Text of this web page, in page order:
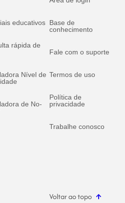
educativos
rápida de
Nível de
de No-
Base de
conhecimento
Fale com o suporte
Termos de uso
Política de
privacidade
Trabalhe conosco
Voltar ao topo